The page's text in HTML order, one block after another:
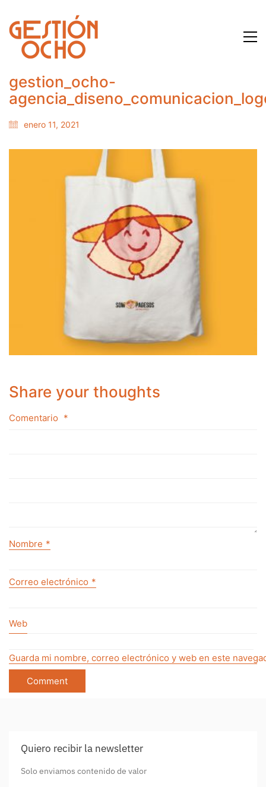
gestion_ocho-
enero 11, 2021
Share your thoughts
Comentario *
Nombre *
Correo electrónico *
Web
Guarda mi nombre, correo electrónico y web en este
Quiero recibir la newsletter
Solo enviamos contenido de valor